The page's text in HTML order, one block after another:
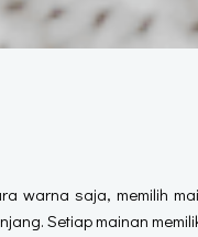
warna saja, memilih
Setiap mainan